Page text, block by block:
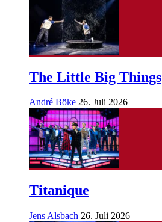
The Little Big Things
André Böke 26. Juli 2026
Titanique
Jens Alsbach 26. Juli 2026